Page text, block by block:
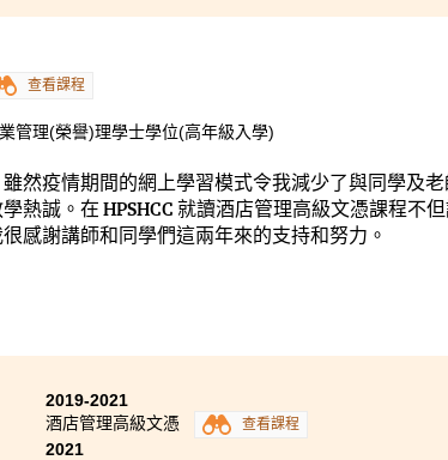
支持給我開展大學生活確是一大動力。
查看課程
管理(榮譽)理學士學位(高年級入學)
然疫情期間的網上學習模式令我減少了與同學及
熱誠。在 HPSHCC 就讀酒店管理高級文憑課程不
感謝講師和同學們這兩年來的支持和努力。
2019-2021
酒店管理高級文憑
查看課程
2021